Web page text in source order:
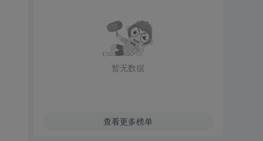
暂无数据
查看更多榜单